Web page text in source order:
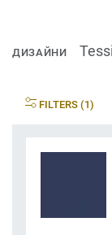
ДИЗАЙНИ
FILTERS (1)